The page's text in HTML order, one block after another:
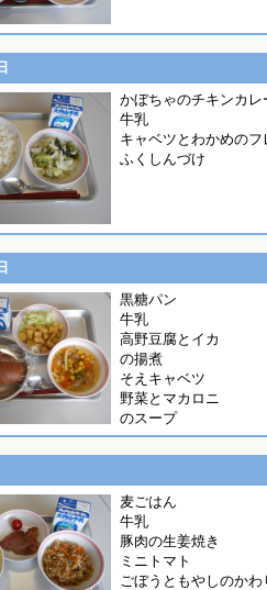
かぼちゃのチキン
牛乳
キャベツとわかめの
ふくしんづけ
黒糖パン
牛乳
高野豆腐とイカ
の揚煮
そえキャベツ
野菜とマカロニ
のスープ
麦ごは
牛乳
豚肉の生姜焼き
ミニトマト
ごぼうともやしのかわ